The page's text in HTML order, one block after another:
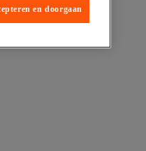
en doorgaan